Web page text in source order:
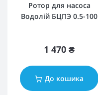
Ротор для насоса
Водолій БЦПЭ 0.5-100
1 470 ₴
До кошика